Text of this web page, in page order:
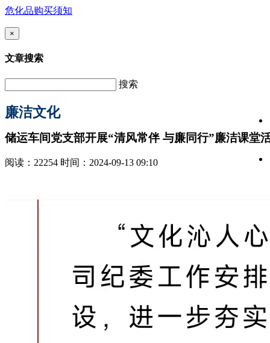
危化品购买须知
×
文章搜索
搜索
廉洁文化
储运车间党支部开展“清风常伴 与廉同行”廉洁课堂
阅读：22254 时间：2024-09-13 09:10